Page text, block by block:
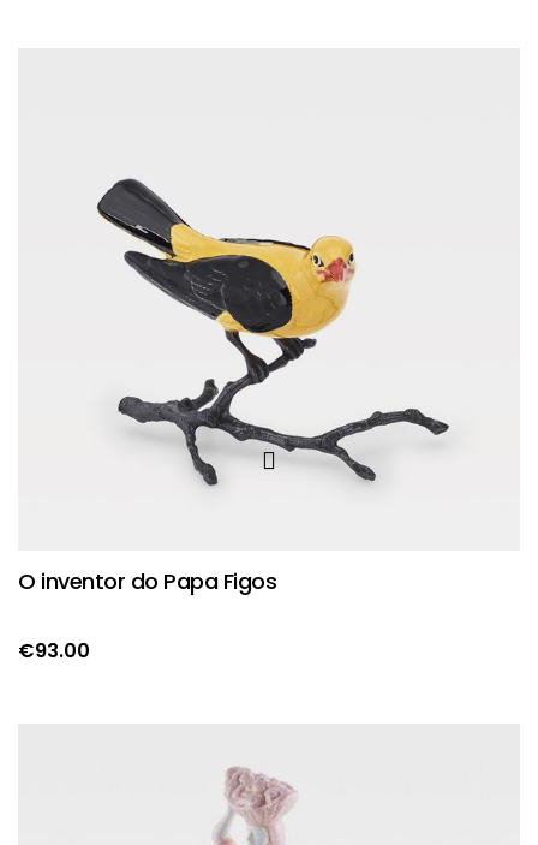
O inventor do Papa Figos
€93.00